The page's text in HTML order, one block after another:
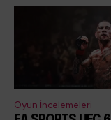
Oyun İncelemeleri